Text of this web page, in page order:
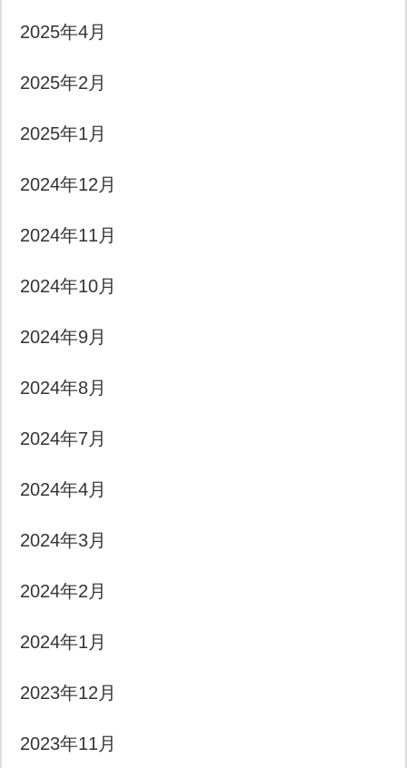
2025年4月
2025年2月
2025年1月
2024年12月
2024年11月
2024年10月
2024年9月
2024年8月
2024年7月
2024年4月
2024年3月
2024年2月
2024年1月
2023年12月
2023年11月